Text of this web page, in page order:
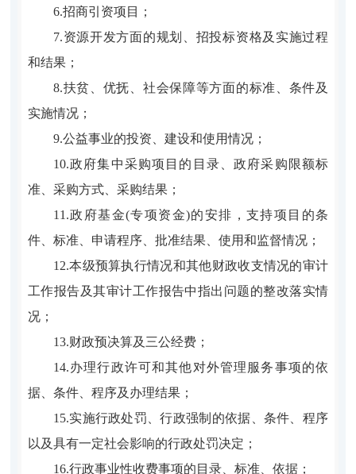
6.招商引资项目；
7.资源开发方面的规划、招投标资格及实施过程
和结果；
8.扶贫、优抚、社会保障等方面的标准、条件及
实施情况；
9.公益事业的投资、建设和使用情况；
10.政府集中采购项目的目录、政府采购限额标
准、采购方式、采购结果；
11.政府基金(专项资金)的安排，支持项目的条
件、标准、申请程序、批准结果、使用和监督情况；
12.本级预算执行情况和其他财政收支情况的审计
工作报告及其审计工作报告中指出问题的整改落实情
况；
13.财政预决算及三公经费；
14.办理行政许可和其他对外管理服务事项的依
据、条件、程序及办理结果；
15.实施行政处罚、行政强制的依据、条件、程序
以及具有一定社会影响的行政处罚决定；
16.行政事业性收费事项的目录、标准、依据；